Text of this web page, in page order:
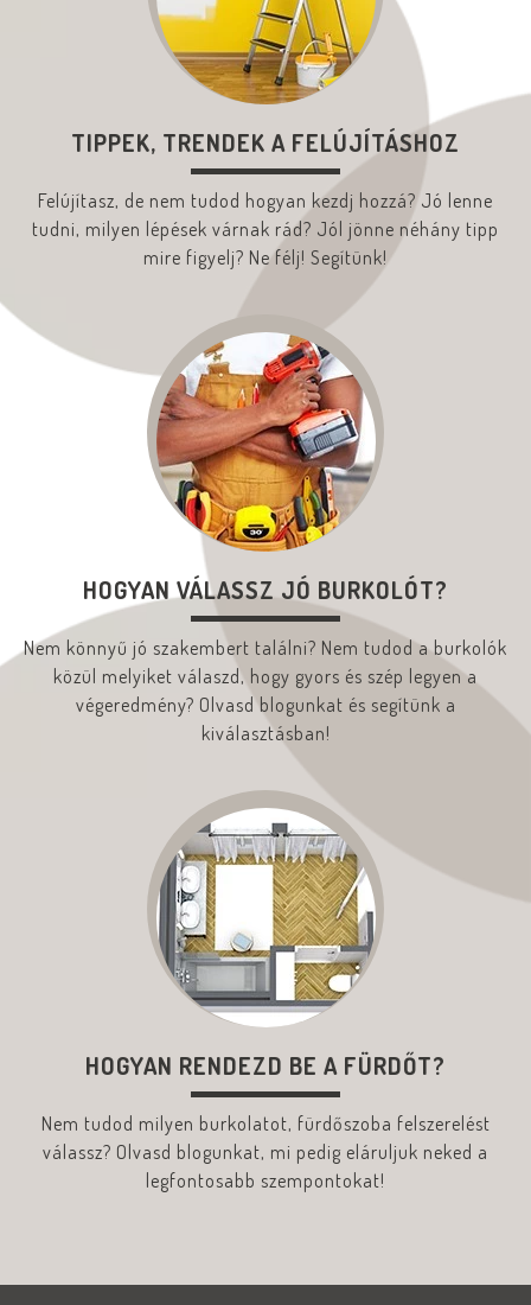
TIPPEK, TRENDEK A FELÚJÍTÁSHOZ
Felújítasz, de nem tudod hogyan kezdj hozzá? Jó lenne
tudni, milyen lépések várnak rád? Jól jönne néhány tipp
mire figyelj? Ne félj! Segítünk!
HOGYAN VÁLASSZ JÓ BURKOLÓT?
Nem könnyű jó szakembert találni? Nem tudod a burkolók
közül melyiket válaszd, hogy gyors és szép legyen a
végeredmény? Olvasd blogunkat és segítünk a
kiválasztásban!
HOGYAN RENDEZD BE A FÜRDŐT?
Nem tudod milyen burkolatot, fürdőszoba felszerelést
válassz? Olvasd blogunkat, mi pedig eláruljuk neked a
legfontosabb szempontokat!